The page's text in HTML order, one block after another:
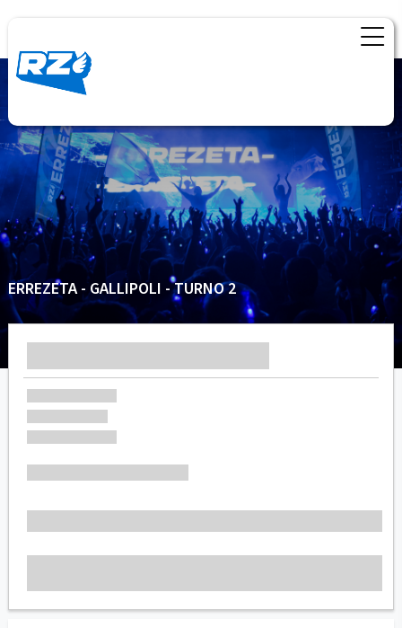
ERREZETA - GALLIPOLI - TURNO 2